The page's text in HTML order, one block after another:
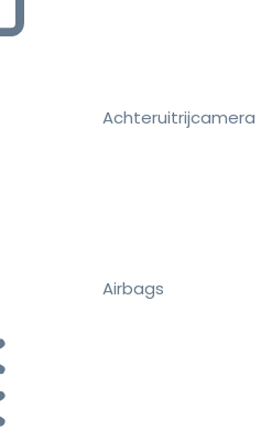
Achteruitrijcamera
Airbags